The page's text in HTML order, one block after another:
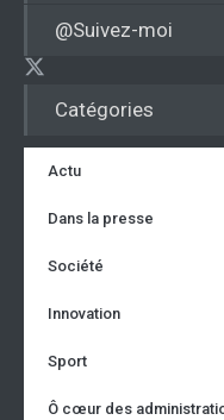
Catégories
Actu
Dans la presse
Société
Innovation
Sport
Ô cœur des
@Suivez-moi